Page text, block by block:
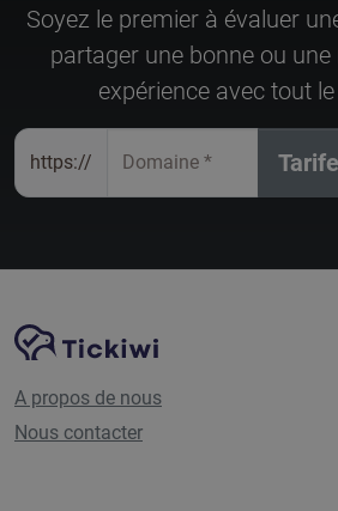
Soyez le premier à évaluer
partager une bonne ou
expérience avec tout
https:// Domaine *
Navigation du sitePlate-forme Tickiwi
A propos de nous
Nous contacter